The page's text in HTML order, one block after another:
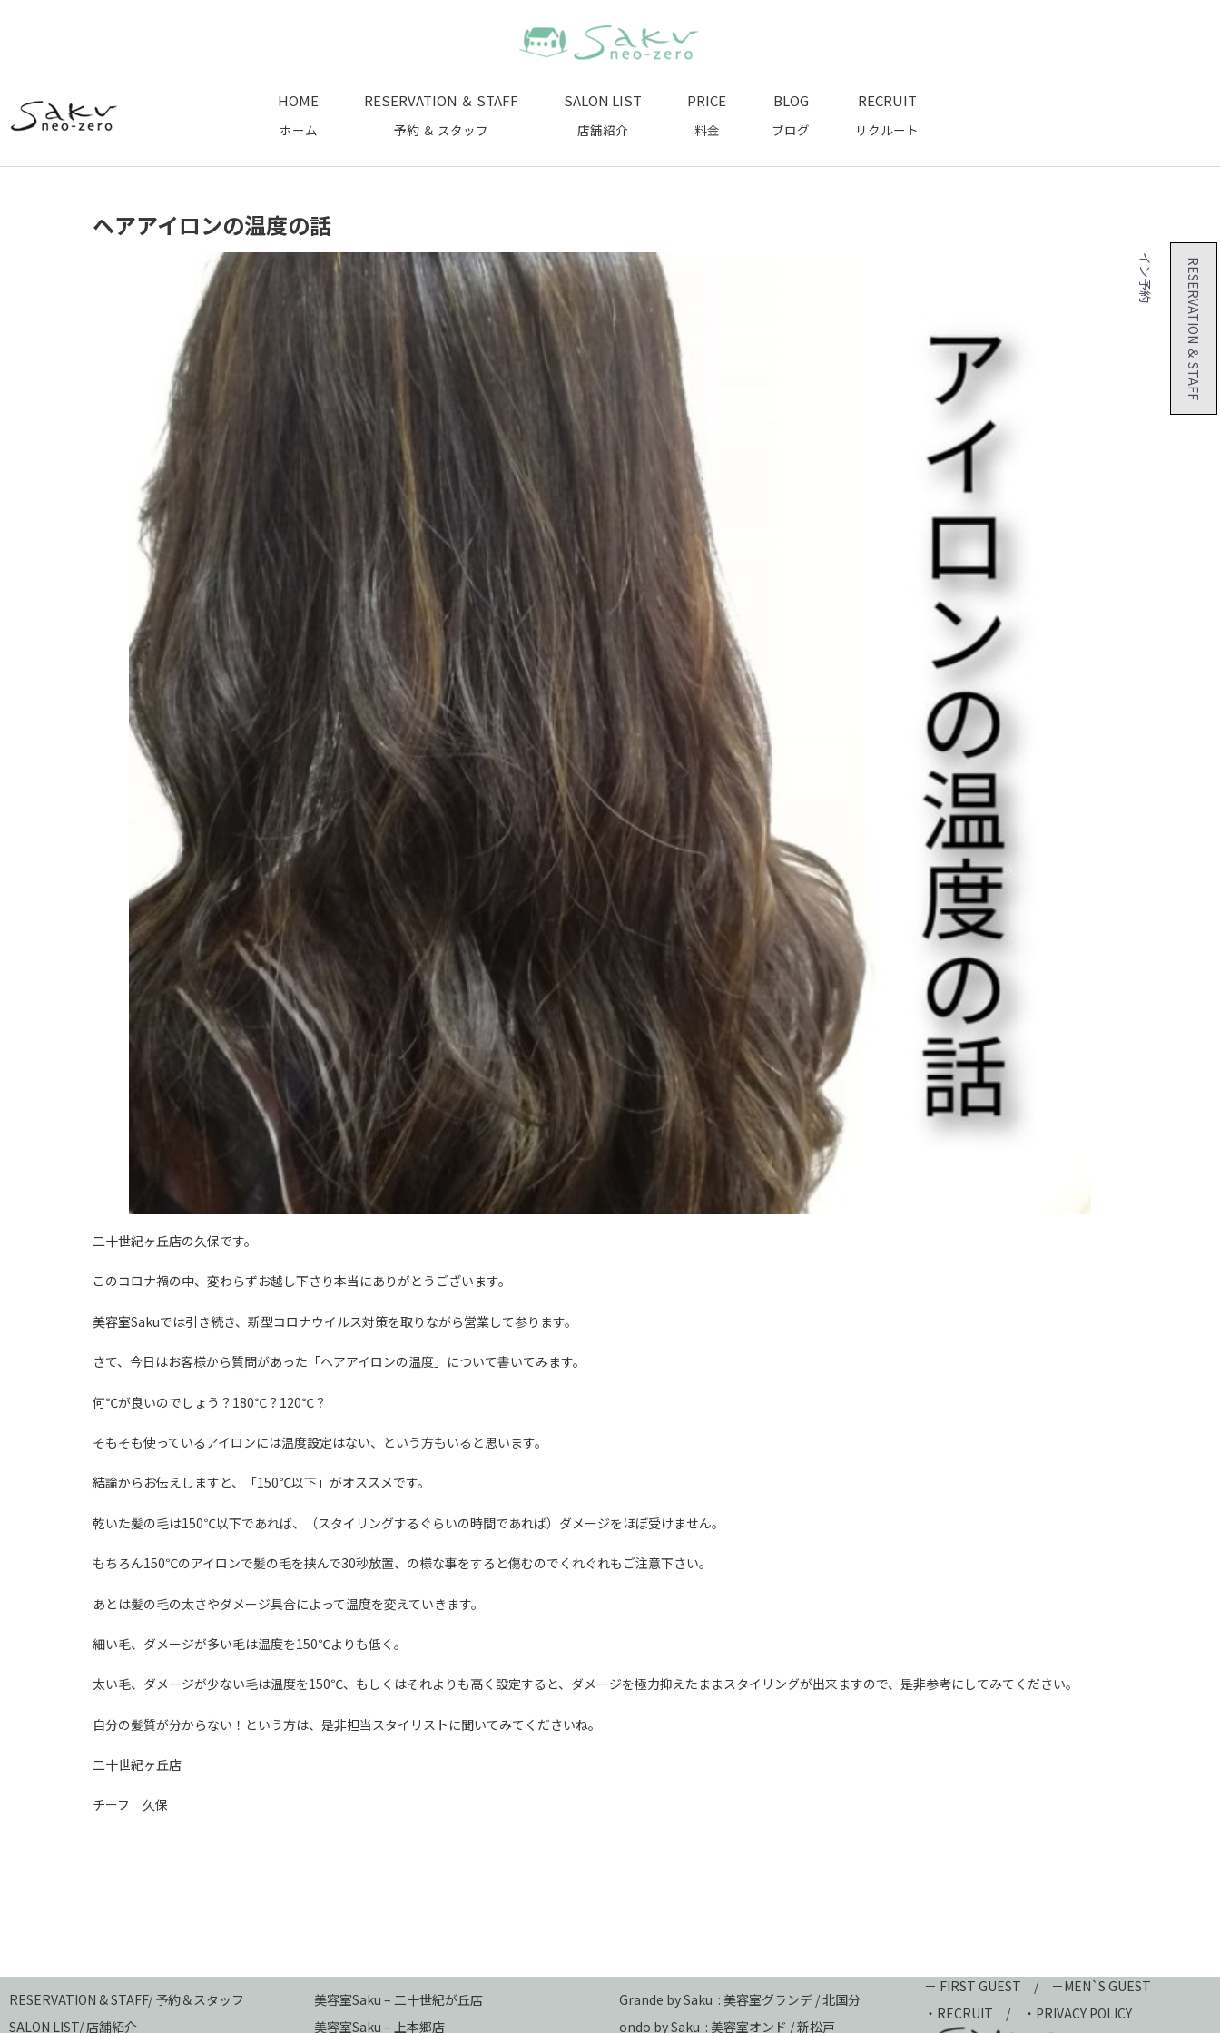
HOME
ホーム
RESERVATION ＆ STAFF
予約 ＆ スタッフ
SALON LIST
店舗紹介
PRICE
料金
BLOG
ブログ
RECRUIT
リクルート
ヘアアイロンの温度の話
二十世紀ヶ丘店の久保です。
このコロナ禍の中、変わらずお越し下さり本当にありがとうございます。
美容室Sakuでは引き続き、新型コロナウイルス対策を取りながら営業して参ります。
さて、今日はお客様から質問があった「ヘアアイロンの温度」について書いてみます。
何℃が良いのでしょう？180℃？120℃？
そもそも使っているアイロンには温度設定はない、という方もいると思います。
結論からお伝えしますと、「150℃以下」がオススメです。
乾いた髪の毛は150℃以下であれば、（スタイリングするぐらいの時間であれば）ダメージをほぼ受けません。
もちろん150℃のアイロンで髪の毛を挟んで30秒放置、の様な事をすると傷むのでくれぐれもご注意下さい。
あとは髪の毛の太さやダメージ具合によって温度を変えていきます。
細い毛、ダメージが多い毛は温度を150℃よりも低く。
太い毛、ダメージが少ない毛は温度を150℃、もしくはそれよりも高く設定すると、ダメージを極力抑えたままスタイリングが出来ますので、是非参考にしてみてください。
自分の髪質が分からない！という方は、是非担当スタイリストに聞いてみてくださいね。
二十世紀ヶ丘店
チーフ 久保
RESERVATION & STAFF/ 予約＆スタッフ
SALON LIST/ 店舗紹介
美容室Saku – 二十世紀が丘店
美容室Saku – 上本郷店
Grande by Saku : 美容室グランデ / 北国分
ondo by Saku : 美容室オンド / 新松戸
RESERVATION ＆ STAFF
２４時間 オンライン予約
－ FIRST GUEST / －MEN`S GUEST
・ RECRUIT / ・PRIVACY POLICY